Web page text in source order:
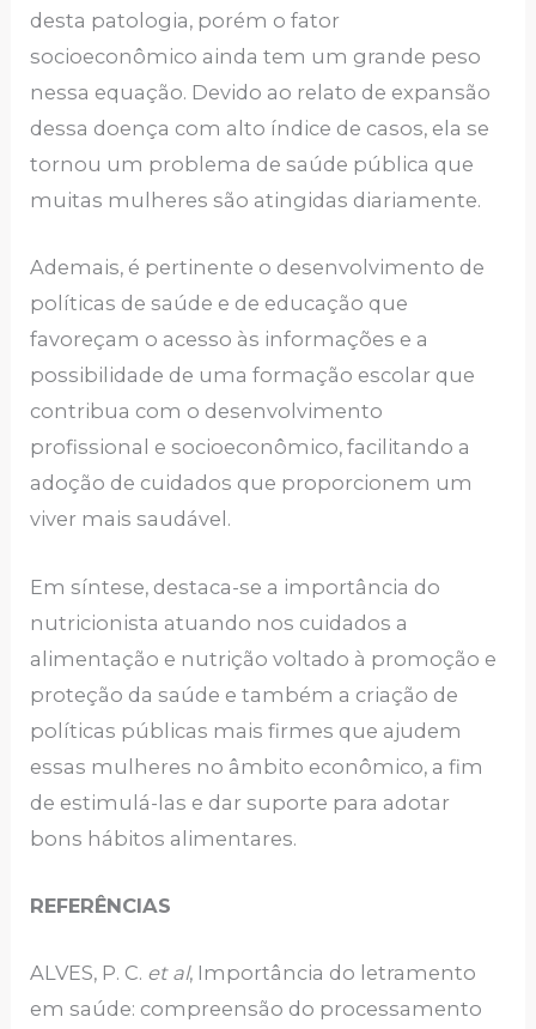
desta patologia, porém o fator
socioeconômico ainda tem um grande peso
nessa equação. Devido ao relato de expansão
dessa doença com alto índice de casos, ela se
tornou um problema de saúde pública que
muitas mulheres são atingidas diariamente.
Ademais, é pertinente o desenvolvimento de
políticas de saúde e de educação que
favoreçam o acesso às informações e a
possibilidade de uma formação escolar que
contribua com o desenvolvimento
profissional e socioeconômico, facilitando a
adoção de cuidados que proporcionem um
viver mais saudável.
Em síntese, destaca-se a importância do
nutricionista atuando nos cuidados a
alimentação e nutrição voltado à promoção e
proteção da saúde e também a criação de
políticas públicas mais firmes que ajudem
essas mulheres no âmbito econômico, a fim
de estimulá-las e dar suporte para adotar
bons hábitos alimentares.
REFERÊNCIAS
ALVES, P. C. et al, Importância do letramento
em saúde: compreensão do processamento